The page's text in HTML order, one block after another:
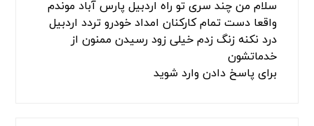
شهریاری گفت:
سلام من در تمامی این منطقه ها افسریه ، سه راه
افسریه ،ازادگان جنوب،پیروزی،امام
رضا،بسیج،بعثت،رستگاری